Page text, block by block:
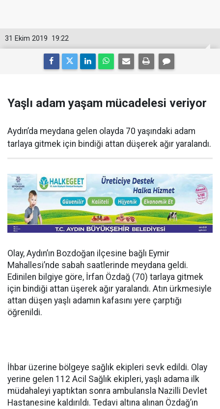
19:22
31 Ekim 2019
Yaşlı adam yaşam mücadelesi veriyor
Aydın’da meydana gelen olayda 70 yaşındaki adam
tarlaya gitmek için bindiği attan düşerek ağır yaralandı.
Olay, Aydın’ın Bozdoğan ilçesine bağlı Eymir
Mahallesi’nde sabah saatlerinde meydana geldi.
Edinilen bilgiye göre, İrfan Özdağ (70) tarlaya gitmek
için bindiği attan üşerek ağır yaralandı. Atın ürkmesiyle
attan düşen yaşlı adamın kafasını yere çarptığı
öğrenildi.
İhbar üzerine bölgeye sağlık ekipleri sevk edildi. Olay
yerine gelen 112 Acil Sağlık ekipleri, yaşlı adama ilk
müdahaleyi yaptıktan sonra ambulansla Nazilli Devlet
Hastanesine kaldırıldı. Tedavi altına alınan Özdağ’ın